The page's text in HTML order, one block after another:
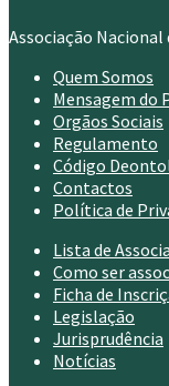
Associação
Quem Somos
Mensagem do
Orgãos Sociais
Regulamento
Código
Contactos
Política de
Lista de
Como ser
Ficha de
Legislação
Jurisprudência
Notícias